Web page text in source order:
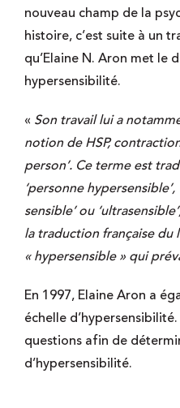
nouveau champ de la
histoire, c’est suite à un
qu’Elaine N. Aron met le
hypersensibilité.
« Son travail lui a
notion de HSP,
person’. Ce terme est
‘personne
sensible’ ou
la traduction française du
« hypersensible » qui
En 1997, Elaine Aron a
échelle
questions afin de
d’hypersensibilité.